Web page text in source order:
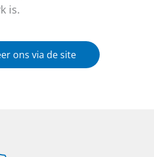
is.
ons via de site